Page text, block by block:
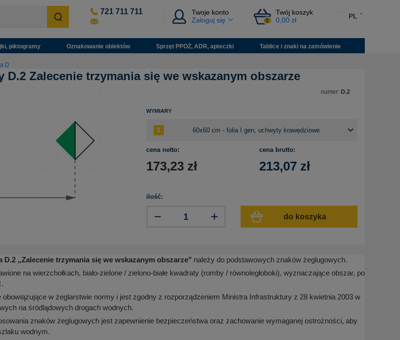
721 711 711
Twoje konto
Zaloguj się
Twój koszyk
0 0,00 zł
PL
piktogramy Oznakowanie obiektów Sprzęt PPOŻ, ADR, apteczki Tablice i znaki na zamówienie
D
D.2 Zalecenie trzymania się we wskazanym obszarze
numer: D.2
WYMIARY
cena netto:
173,23 zł
cena brutto:
213,07 zł
ilość:
do koszyka
D.2 „Zalecenie trzymania się we wskazanym obszarze" należy do podstawowych znaków żeglugowych.
na wierzchołkach, biało-zielone / zielono-białe kwadraty (romby / równoległoboki), wyznaczające obszar, po
obowiązujące w żeglarstwie normy i jest zgodny z rozporządzeniem Ministra Infrastruktury z 28 kwietnia 2003 w
na śródlądowych drogach wodnych.
znaków żeglugowych jest zapewnienie bezpieczeństwa oraz zachowanie wymaganej ostrożności, aby
wodnym.